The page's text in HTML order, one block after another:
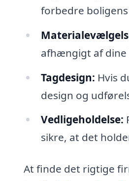
forbedre
afhængigt af dine
Tagdesign: Hvis
design og
Vedligeholdelse:
sikre, at det
At finde det rigtige